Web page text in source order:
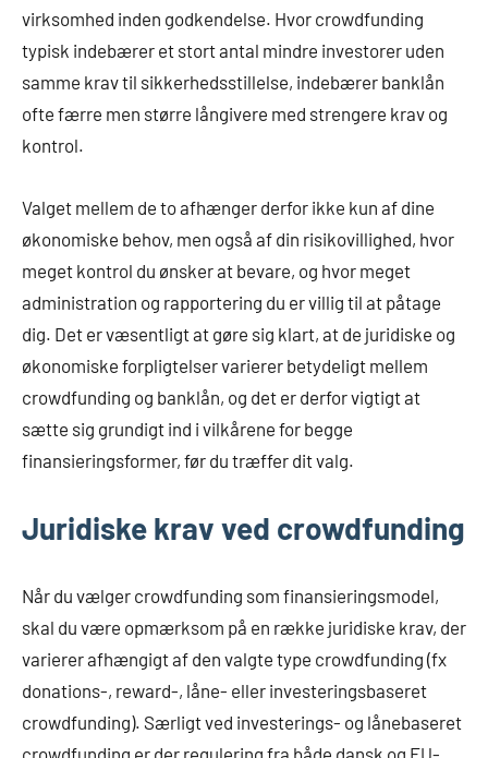
virksomhed inden godkendelse. Hvor crowdfunding
typisk indebærer et stort antal mindre investorer uden
samme krav til sikkerhedsstillelse, indebærer banklån
ofte færre men større långivere med strengere krav og
kontrol.
Valget mellem de to afhænger derfor ikke kun af dine
økonomiske behov, men også af din risikovillighed, hvor
meget kontrol du ønsker at bevare, og hvor meget
administration og rapportering du er villig til at påtage
dig. Det er væsentligt at gøre sig klart, at de juridiske og
økonomiske forpligtelser varierer betydeligt mellem
crowdfunding og banklån, og det er derfor vigtigt at
sætte sig grundigt ind i vilkårene for begge
finansieringsformer, før du træffer dit valg.
Juridiske krav ved crowdfunding
Når du vælger crowdfunding som finansieringsmodel,
skal du være opmærksom på en række juridiske krav, der
varierer afhængigt af den valgte type crowdfunding (fx
donations-, reward-, låne- eller investeringsbaseret
crowdfunding). Særligt ved investerings- og lånebaseret
crowdfunding er der regulering fra både dansk og EU-